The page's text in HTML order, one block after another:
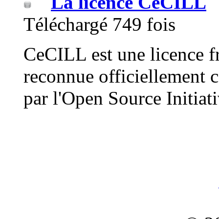
Téléchargé 749 fois
CeCILL est une licence
reconnue officiellement
par l'Open Source